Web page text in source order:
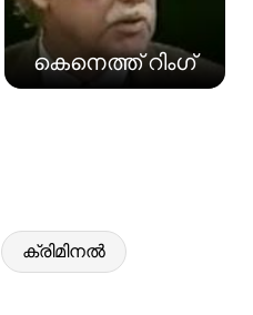
കെനെത്ത് റിംഗ്
ക്രിമിനൽ